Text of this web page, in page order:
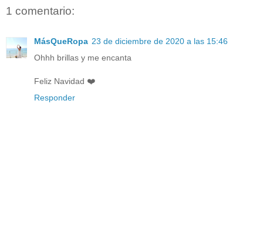
1 comentario:
MásQueRopa 23 de diciembre de 2020 a las 15:46
Ohhh brillas y me encanta
Feliz Navidad ❤️
Responder